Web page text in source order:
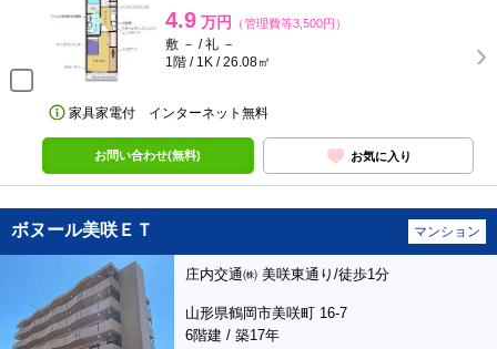
4.9 万円 （管理費等3,500円）
敷 － / 礼 －
1階 / 1K / 26.08㎡
家具家電付 インターネット無料
お問い合わせ(無料) お気に入り
ボヌール美咲ＥＴ マンション
庄内交通㈱ 美咲東通り/徒歩1分
山形県鶴岡市美咲町 16-7
6階建 / 築17年